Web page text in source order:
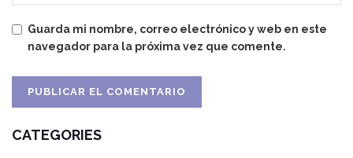
Guarda mi nombre, correo electrónico y web en este
navegador para la próxima vez que comente.
CATEGORIES